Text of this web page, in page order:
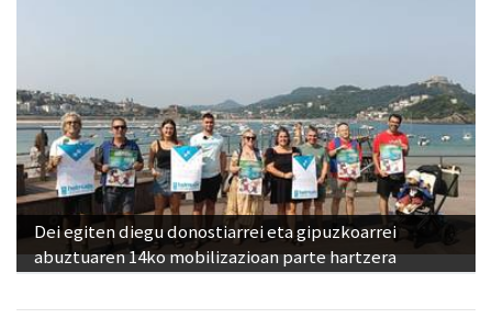
Dei egiten diegu donostiarrei eta gipuzkoarrei
abuztuaren 14ko mobilizazioan parte hartzera